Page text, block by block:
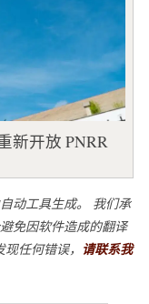
新开放 PNRR
动工具生成。 我们承
免因软件造成的翻译
任何错误， 请联系我